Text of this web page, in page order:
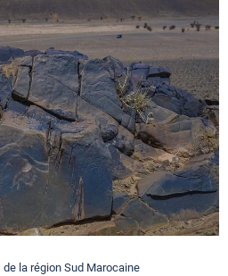
la région Sud Marocaine